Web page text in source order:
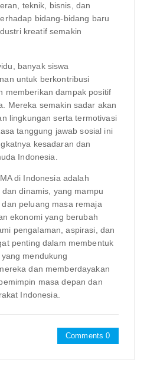
teknik, bisnis, dan
bidang-bidang baru
kreatif semakin
banyak siswa
untuk berkontribusi
memberikan dampak positif
Mereka semakin sadar akan
lingkungan serta termotivasi
tanggung jawab sosial ini
kesadaran dan
Indonesia.
di Indonesia adalah
dinamis, yang mampu
peluang masa remaja
ekonomi yang berubah
pengalaman, aspirasi, dan
penting dalam membentuk
mendukung
dan memberdayakan
masa depan dan
Indonesia.
Comments 0